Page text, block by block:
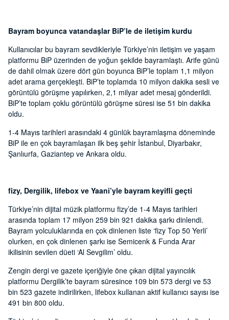
Bayram boyunca vatandaşlar BiP’le de iletişim kurdu
Kullanıcılar bu bayram sevdikleriyle Türkiye’nin iletişim ve yaşam
platformu BiP üzerinden de yoğun şekilde bayramlaştı. Arife günü
de dahil olmak üzere dört gün boyunca BiP’le toplam 1,1 milyon
adet arama gerçekleşti. BiP’te toplamda 10 milyon dakika sesli ve
görüntülü görüşme yapılırken, 2,1 milyar adet mesaj gönderildi.
BiP’te toplam çoklu görüntülü görüşme süresi ise 51 bin dakika
oldu.
1-4 Mayıs tarihleri arasındaki 4 günlük bayramlaşma döneminde
BiP ile en çok bayramlaşan ilk beş şehir İstanbul, Diyarbakır,
Şanlıurfa, Gaziantep ve Ankara oldu.
fizy, Dergilik, lifebox ve Yaani’yle bayram keyifli geçti
Türkiye’nin dijital müzik platformu fizy’de 1-4 Mayıs tarihleri
arasında toplam 17 milyon 259 bin 921 dakika şarkı dinlendi.
Bayram yolculuklarında en çok dinlenen liste ‘fizy Top 50 Yerli’
olurken, en çok dinlenen şarkı ise Semicenk & Funda Arar
ikilisinin sevilen düeti ‘Al Sevgilim’ oldu.
Zengin dergi ve gazete içeriğiyle öne çıkan dijital yayıncılık
platformu Dergilik’te bayram süresince 109 bin 573 dergi ve 53
bin 523 gazete indirilirken, lifebox kullanan aktif kullanıcı sayısı ise
491 bin 800 oldu.